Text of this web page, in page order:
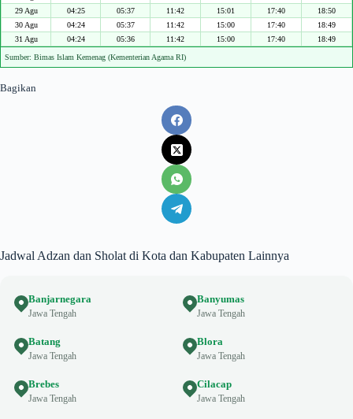
29 Agu
04:25 05:37 11:42 15:01 17:40
18:50
30 Agu
04:24 05:37 11:42 15:00 17:40
18:49
31 Agu
04:24 05:36 11:42 15:00 17:40 18:49
Sumber: Bimas Islam Kemenag (Kementerian Agama RI)
Bagikan
Jadwal Adzan dan Sholat di Kota dan Kabupaten Lainnya
Banjarnegara
Jawa Tengah
Banyumas
Jawa Tengah
Batang
Jawa Tengah
Blora
Jawa Tengah
Brebes
Jawa Tengah
Cilacap
Jawa Tengah